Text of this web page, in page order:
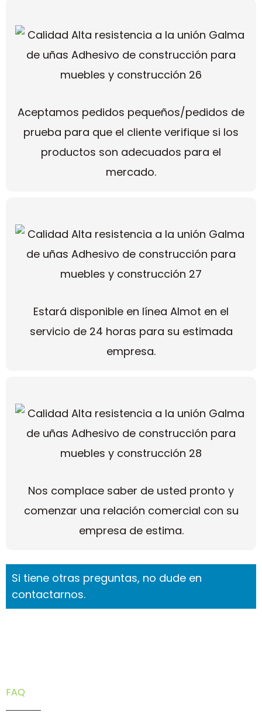
Aceptamos pedidos pequeños/pedidos de
prueba para que el cliente verifique si los
productos son adecuados para el
mercado.
Estará disponible en línea Almot en el
servicio de 24 horas para su estimada
empresa.
Nos complace saber de usted pronto y
comenzar una relación comercial con su
empresa de estima.
Si tiene otras preguntas, no dude en
contactarnos.
FAQ